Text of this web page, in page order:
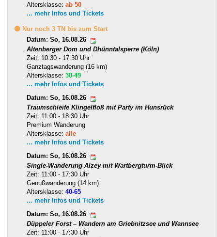
Altersklasse: ab 50
... mehr Infos und Tickets
🟡 Nur noch 3 TN bis zum Start
Datum: So, 16.08.26
Altenberger Dom und Dhünntalsperre (Köln)
Zeit: 10:30 - 17:30 Uhr
Ganztagswanderung (16 km)
Altersklasse: 30-49
... mehr Infos und Tickets
Datum: So, 16.08.26
Traumschleife Klingelfloß mit Party im Hunsrück
Zeit: 11:00 - 18:30 Uhr
Premium Wanderung
Altersklasse: alle
... mehr Infos und Tickets
Datum: So, 16.08.26
Single-Wanderung Alzey mit Wartbergturm-Blick
Zeit: 11:00 - 17:30 Uhr
Genußwanderung (14 km)
Altersklasse: 40-65
... mehr Infos und Tickets
Datum: So, 16.08.26
Düppeler Forst – Wandern am Griebnitzsee und Wannsee
Zeit: 11:00 - 17:30 Uhr